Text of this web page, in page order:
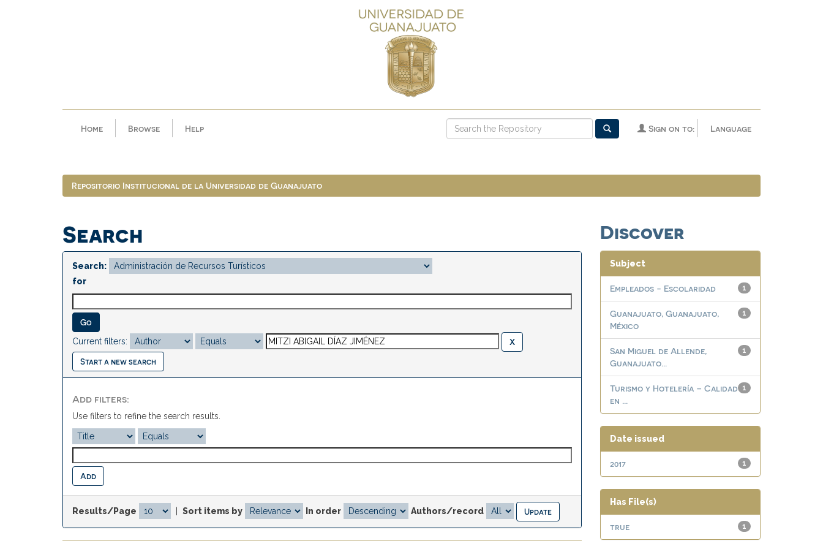
Home Browse Help Language
Sign on to:
Repositorio Institucional de la Universidad de Guanajuato
Search
Search:
for
Current filters:
Start a new search
Add filters:
Use filters to refine the search results.
Results/Page Sort items by In order Authors/record
Discover
Subject
1
Empleados - Escolaridad
1
Guanajuato, Guanajuato,
México
1
San Miguel de Allende,
Guanajuato...
1
Turismo y Hotelería – Calidad
en ...
Date issued
1
2017
Has File(s)
1
true